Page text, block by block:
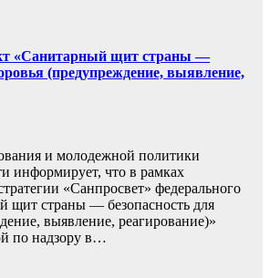
«Санитарный щит страны —
(предупреждение, выявление,
и молодежной политики
информирует, что в рамках
«Санпросвет» федерального
щит страны — безопасность для
выявление, реагирование)»
по надзору в…